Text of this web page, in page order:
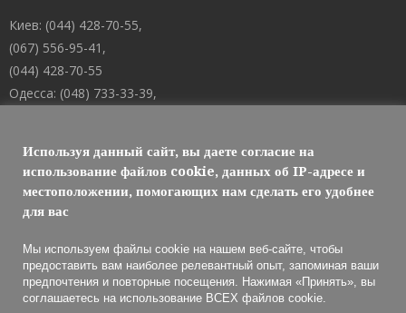
Киев: (044) 428-70-55,
(067) 556-95-41,
(044) 428-70-55
Одесса: (048) 733-33-39,
Днепр: (067) 488-10-45
E-mail: welcome@101mk.com
Обслуживание огнетушителей 2021 © МАРКО ЛТД
Используя данный сайт, вы даете согласие на
использование файлов cookie, данных об IP-адресе и
местоположении, помогающих нам сделать его удобнее
для вас
Мы используем файлы cookie на нашем веб-сайте, чтобы
предоставить вам наиболее релевантный опыт, запоминая ваши
предпочтения и повторные посещения. Нажимая «Принять», вы
соглашаетесь на использование ВСЕХ файлов cookie.